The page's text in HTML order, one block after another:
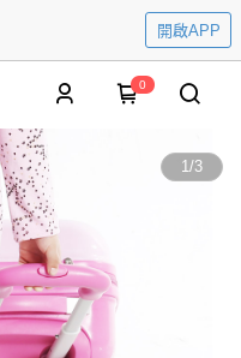
開啟APP
0
1/3